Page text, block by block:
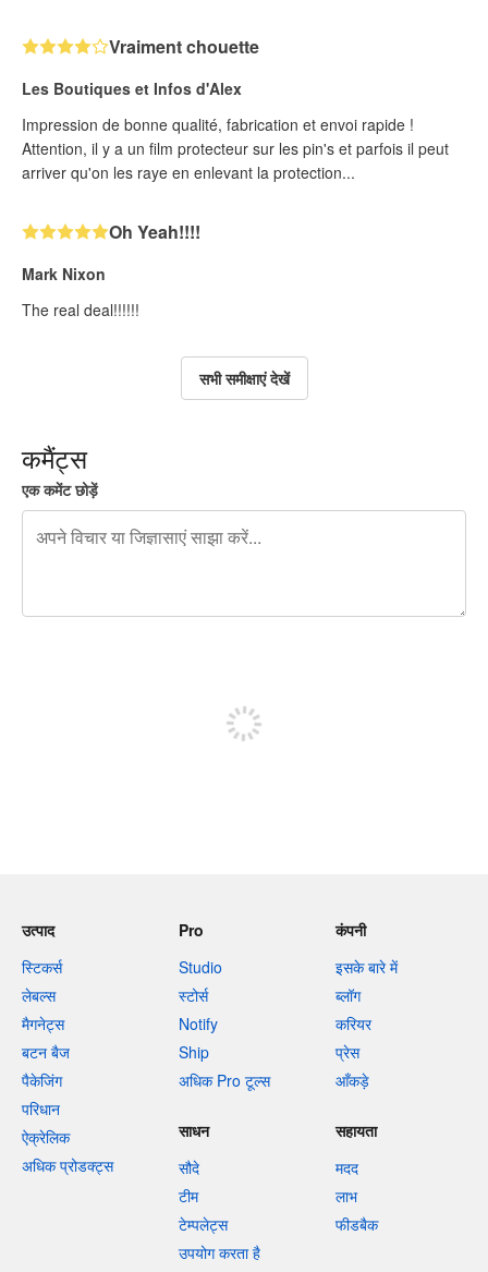
Vraiment chouette
Les Boutiques et Infos d'Alex
Impression de bonne qualité, fabrication et envoi rapide !
Attention, il y a un film protecteur sur les pin's et parfois il peut
arriver qu'on les raye en enlevant la protection...
Oh Yeah!!!!
Mark Nixon
The real deal!!!!!!
सभी समीक्षाएं देखें
कमैंट्स
एक कमेंट छोड़ें
उत्पाद
स्टिकर्स
लेबल्स
मैगनेट्स
बटन बैज
पैकेजिंग
परिधान
ऐक्रेलिक
अधिक प्रोडक्ट्स
Pro
Studio
स्टोर्स
Notify
Ship
अधिक Pro टूल्स
कंपनी
इसके बारे में
ब्लॉग
करियर
प्रेस
आँकड़े
साधन
सौदे
टीम
टेम्पलेट्स
उपयोग करता है
सहायता
मदद
लाभ
फीडबैक